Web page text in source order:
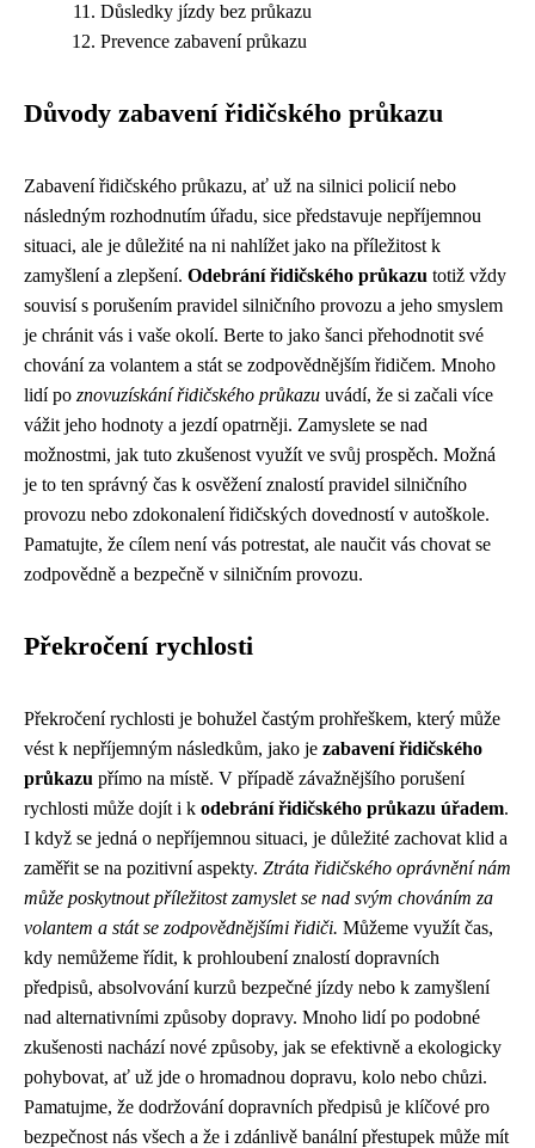
Důsledky jízdy bez průkazu
Prevence zabavení průkazu
Důvody zabavení řidičského průkazu
Zabavení řidičského průkazu, ať už na silnici policií nebo
následným rozhodnutím úřadu, sice představuje nepříjemnou
situaci, ale je důležité na ni nahlížet jako na příležitost k
zamyšlení a zlepšení. Odebrání řidičského průkazu totiž vždy
souvisí s porušením pravidel silničního provozu a jeho smyslem
je chránit vás i vaše okolí. Berte to jako šanci přehodnotit své
chování za volantem a stát se zodpovědnějším řidičem. Mnoho
lidí po znovuzískání řidičského průkazu uvádí, že si začali více
vážit jeho hodnoty a jezdí opatrněji. Zamyslete se nad
možnostmi, jak tuto zkušenost využít ve svůj prospěch. Možná
je to ten správný čas k osvěžení znalostí pravidel silničního
provozu nebo zdokonalení řidičských dovedností v autoškole.
Pamatujte, že cílem není vás potrestat, ale naučit vás chovat se
zodpovědně a bezpečně v silničním provozu.
Překročení rychlosti
Překročení rychlosti je bohužel častým prohřeškem, který může
vést k nepříjemným následkům, jako je zabavení řidičského
průkazu přímo na místě. V případě závažnějšího porušení
rychlosti může dojít i k odebrání řidičského průkazu úřadem.
I když se jedná o nepříjemnou situaci, je důležité zachovat klid a
zaměřit se na pozitivní aspekty. Ztráta řidičského oprávnění nám
může poskytnout příležitost zamyslet se nad svým chováním za
volantem a stát se zodpovědnějšími řidiči. Můžeme využít čas,
kdy nemůžeme řídit, k prohloubení znalostí dopravních
předpisů, absolvování kurzů bezpečné jízdy nebo k zamyšlení
nad alternativními způsoby dopravy. Mnoho lidí po podobné
zkušenosti nachází nové způsoby, jak se efektivně a ekologicky
pohybovat, ať už jde o hromadnou dopravu, kolo nebo chůzi.
Pamatujme, že dodržování dopravních předpisů je klíčové pro
bezpečnost nás všech a že i zdánlivě banální přestupek může mít